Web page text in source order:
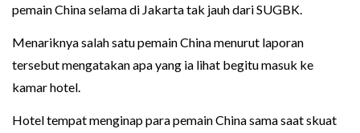
pemain China selama di Jakarta tak jauh dari SUGBK.
Menariknya salah satu pemain China menurut laporan
tersebut mengatakan apa yang ia lihat begitu masuk ke
kamar hotel.
Hotel tempat menginap para pemain China sama saat skuat